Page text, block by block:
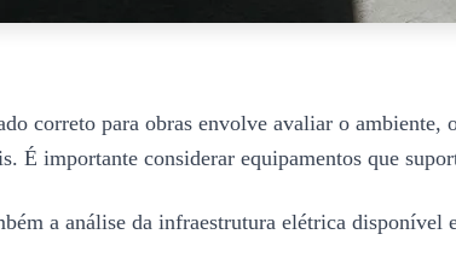
correto para obras envolve avaliar o
É importante considerar equipamentos que
a análise da infraestrutura elétrica disponível